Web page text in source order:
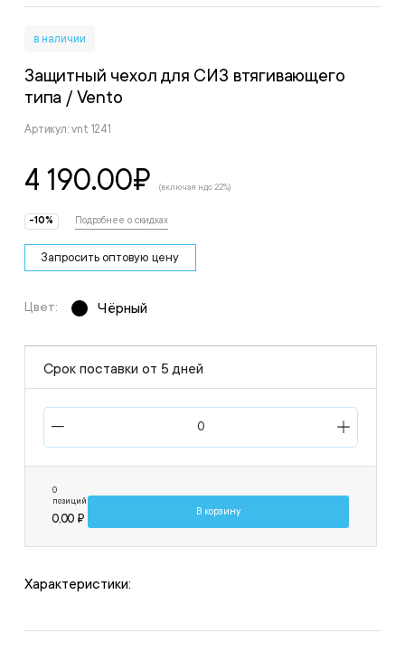
в наличии
Защитный чехол для СИЗ втягивающего
типа / Vento
Артикул: vnt 1241
4 190.00₽ (включая ндс 22%)
-10% Подробнее о скидках
Запросить оптовую цену
Цвет: Чёрный
Срок поставки от 5 дней
0
позиций
0,00 ₽
В корзину
Характеристики: